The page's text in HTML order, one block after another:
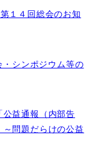
１４回総会のお知
シンポジウム等の
益通報（内部告
問題だらけの公益